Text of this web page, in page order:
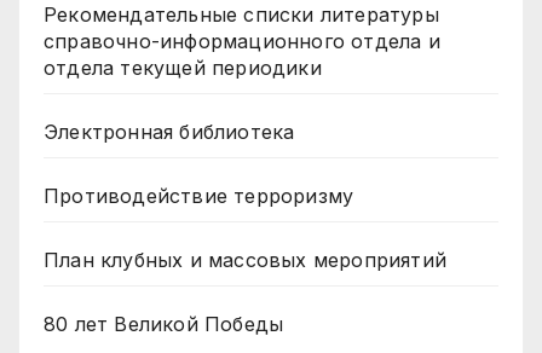
Рекомендательные списки литературы
справочно-информационного отдела и
отдела текущей периодики
Электронная библиотека
Противодействие терроризму
План клубных и массовых мероприятий
80 лет Великой Победы